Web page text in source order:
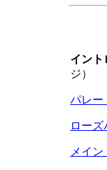
イント
ジ）
パレー
ローズ
メイン